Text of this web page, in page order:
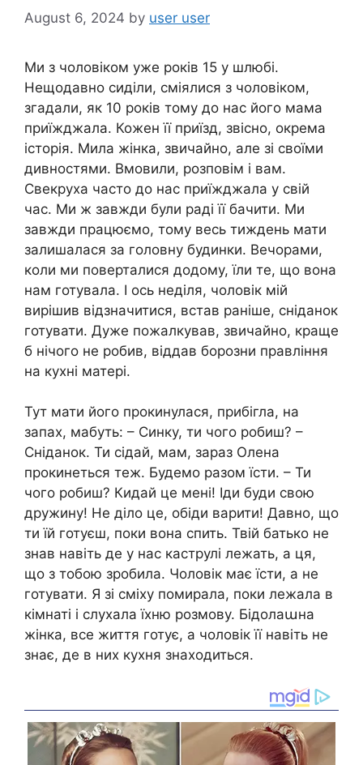
August 6, 2024 by user user
Ми з чоловіком уже років 15 у шлюбі.
Нещодавно сиділи, сміялися з чоловіком,
згадали, як 10 років тому до нас його мама
приїжджала. Кожен її приїзд, звісно, окрема
історія. Мила жінка, звичайно, але зі своїми
дивностями. Вмовили, розповім і вам.
Свекруха часто до нас приїжджала у свій
час. Ми ж завжди були раді її бачити. Ми
завжди працюємо, тому весь тиждень мати
залишалася за головну будинки. Вечорами,
коли ми поверталися додому, їли те, що вона
нам готувала. І ось неділя, чоловік мій
вирішив відзначитися, встав раніше, сніданок
готувати. Дуже пожалкував, звичайно, краще
б нічого не робив, віддав борозни правління
на кухні матері.
Тут мати його прокинулася, прибігла, на
запах, мабуть: – Синку, ти чого робиш? –
Сніданок. Ти сідай, мам, зараз Олена
прокинеться теж. Будемо разом їсти. – Ти
чого робиш? Кидай це мені! Іди буди свою
дружину! Не діло це, обіди варити! Давно, що
ти їй готуєш, поки вона спить. Твій батько не
знав навіть де у нас каструлі лежать, а ця,
що з тобою зробила. Чоловік має їсти, а не
готувати. Я зі сміху помирала, поки лежала в
кімнаті і слухала їхню розмову. Бідолаաна
жінка, все життя готує, а чоловік її навіть не
знає, де в них кухня знаходиться.